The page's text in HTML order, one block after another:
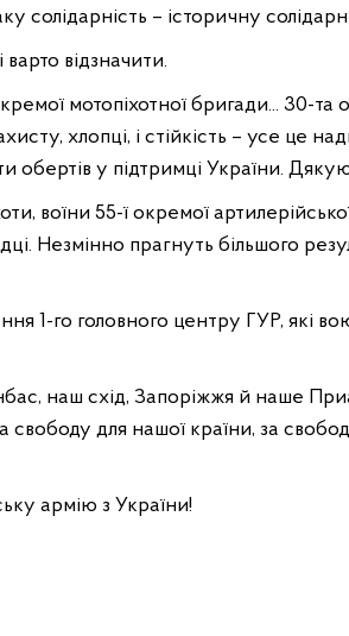
солідарність – історичну
варто відзначити.
мотопіхотної бригади... 30-та
хлопці, і стійкість – усе це
у підтримці України.
воїни 55-ї окремої
Незмінно прагнуть більшого
1-го головного центру ГУР, які
наш схід, Запоріжжя й наше
для нашої країни, за
армію з України!